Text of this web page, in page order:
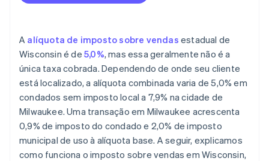
A alíquota de imposto sobre vendas estadual de
Wisconsin é de 5,0%, mas essa geralmente não é a
única taxa cobrada. Dependendo de onde seu cliente
está localizado, a alíquota combinada varia de 5,0% em
condados sem imposto local a 7,9% na cidade de
Milwaukee. Uma transação em Milwaukee acrescenta
0,9% de imposto do condado e 2,0% de imposto
municipal de uso à alíquota base. A seguir, explicamos
como funciona o imposto sobre vendas em Wisconsin,